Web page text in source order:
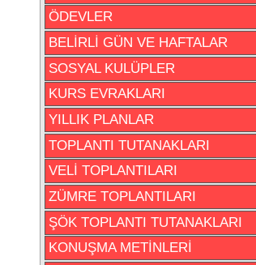
ÖDEVLER
BELİRLİ GÜN VE HAFTALAR
SOSYAL KULÜPLER
KURS EVRAKLARI
YILLIK PLANLAR
TOPLANTI TUTANAKLARI
VELİ TOPLANTILARI
ZÜMRE TOPLANTILARI
ŞÖK TOPLANTI TUTANAKLARI
KONUŞMA METİNLERİ